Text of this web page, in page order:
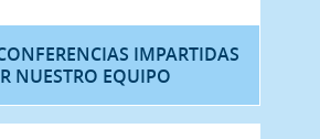
IMPARTIDAS
NUESTRO EQUIPO